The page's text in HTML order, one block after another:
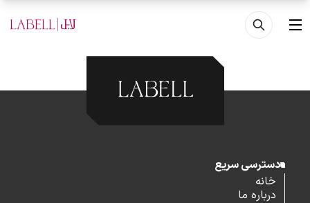
رفتن به محتوای اصلی
منو
دسترسی سریع
خانه
درباره ما